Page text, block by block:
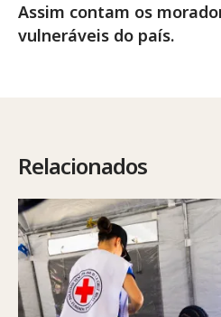
Assim contam os
vulneráveis do país.
Relacionados